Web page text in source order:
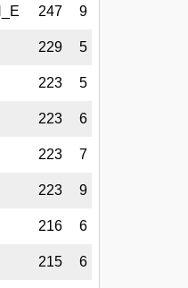
247 9
229 5
223 5
223 6
223 7
223 9
216 6
215 6